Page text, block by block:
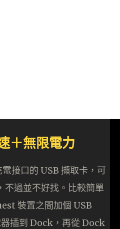
＋無限電力
接口的 USB 擷取卡，可
不過並不好找。比較簡單
裝置之間加個 USB
插到 Dock，再從 Dock